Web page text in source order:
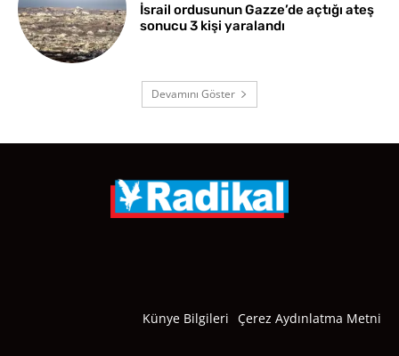
İsrail ordusunun Gazze’de açtığı ateş
sonucu 3 kişi yaralandı
Devamını Göster
Künye Bilgileri Çerez Aydınlatma Metni